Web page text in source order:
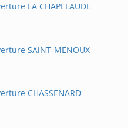
LA CHAPELAUDE
SAiNT-MENOUX
CHASSENARD